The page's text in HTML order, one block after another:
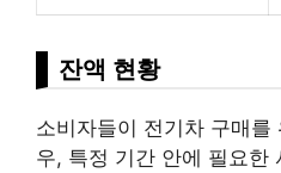
잔액 현황
소비자들이 전기차 구매를
우, 특정 기간 안에 필요한